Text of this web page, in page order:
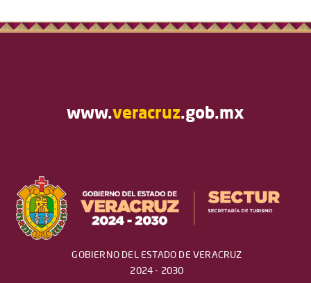
www.veracruz.gob.mx
GOBIERNO DEL ESTADO DE VERACRUZ
2024 - 2030